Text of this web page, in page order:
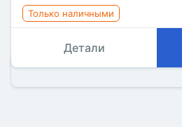
Только наличными
Детали